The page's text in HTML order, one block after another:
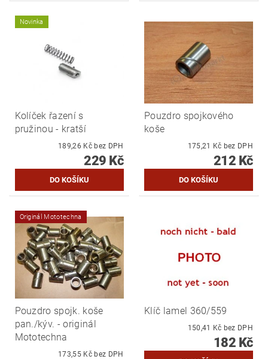
Novinka
Kolíček řazení s
pružinou - kratší
189,26 Kč bez DPH
229 Kč
Pouzdro spojkového
koše
175,21 Kč bez DPH
212 Kč
Originál Mototechna
Pouzdro spojk. koše
pan./kýv. - originál
Mototechna
173,55 Kč bez DPH
Klíč lamel 360/559
150,41 Kč bez DPH
182 Kč